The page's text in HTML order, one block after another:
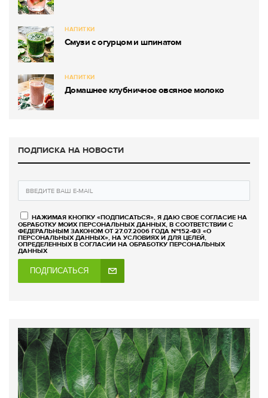
НАПИТКИ
Смузи с огурцом и шпинатом
НАПИТКИ
Домашнее клубничное овсяное молоко
ПОДПИСКА НА НОВОСТИ
НАЖИМАЯ КНОПКУ «ПОДПИСАТЬСЯ», Я ДАЮ СВОЕ СОГЛАСИЕ НА
ОБРАБОТКУ МОИХ ПЕРСОНАЛЬНЫХ ДАННЫХ, В СООТВЕТСТВИИ С
ФЕДЕРАЛЬНЫМ ЗАКОНОМ ОТ 27.07.2006 ГОДА №152-ФЗ «О
ПЕРСОНАЛЬНЫХ ДАННЫХ», НА УСЛОВИЯХ И ДЛЯ ЦЕЛЕЙ,
ОПРЕДЕЛЕННЫХ В СОГЛАСИИ НА ОБРАБОТКУ ПЕРСОНАЛЬНЫХ
ДАННЫХ
ПОДПИСАТЬСЯ